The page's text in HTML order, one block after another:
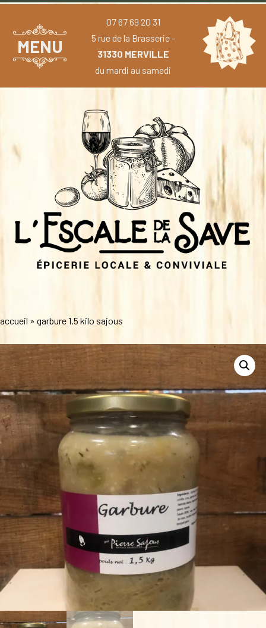
MENU
07 67 69 20 31
5 rue de la Brasserie -
31330 MERVILLE
du mardi au samedi
accueil » garbure 1.5 kilo sajous